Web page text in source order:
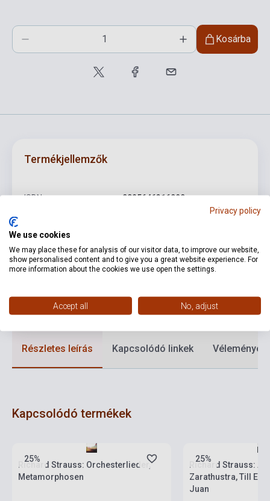
Kosárba
Termékjellemzők
ISBN 0825646316090
Kiadási év 2013
Részletes leírás Kapcsolódó linkek Vélemények
Kapcsolódó termékek
25%
Richard Strauss: Orchesterlieder,
Metamorphosen
25%
Richard Strauss:
Zarathustra, Till
Juan
Privacy policy
We use cookies
We may place these for analysis of our visitor data, to improve our website,
show personalised content and to give you a great website experience. For
more information about the cookies we use open the settings.
Accept all No, adjust